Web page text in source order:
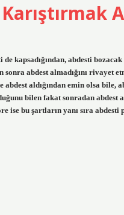
kapsadığından, abdesti
sonra abdest almadığını
aldığından emin olsa bile,
bilen fakat sonradan abdest
ise bu şartların yanı sıra